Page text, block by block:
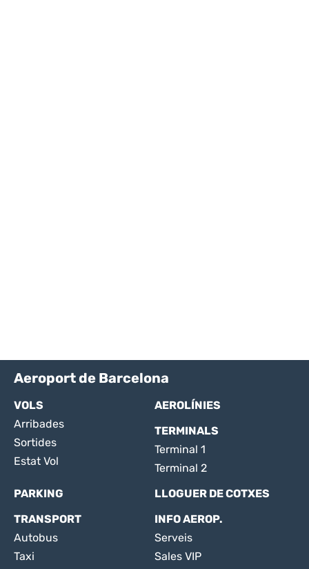
Aeroport de Barcelona
VOLS
Arribades
Sortides
Estat Vol
AEROLÍNIES
TERMINALS
Terminal 1
Terminal 2
PARKING
LLOGUER DE COTXES
TRANSPORT
Autobus
Taxi
INFO AEROP.
Serveis
Sales VIP